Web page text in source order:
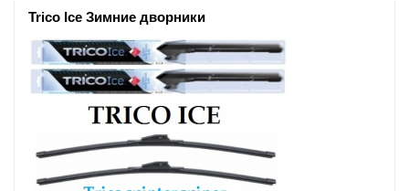
Trico Ice Зимние дворники